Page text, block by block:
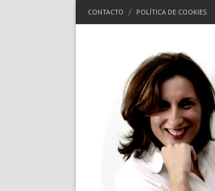
CONTACTO POLÍTICA DE COOKIES